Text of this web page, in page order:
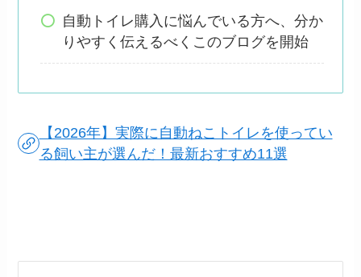
自動トイレ購入に悩んでいる方へ、分か
りやすく伝えるべくこのブログを開始
【2026年】実際に自動ねこトイレを使ってい
る飼い主が選んだ！最新おすすめ11選